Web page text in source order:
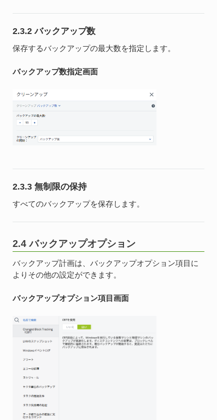
2.3.2 バックアップ数
保存するバックアップの最大数を指定します。
バックアップ数指定画面
2.3.3 無制限の保持
すべてのバックアップを保存します。
2.4 バックアップオプション
バックアップ計画は、バックアップオプション項目に
よりその他の設定ができます。
バックアップオプション項目画面